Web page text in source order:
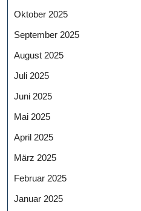
Oktober 2025
September 2025
August 2025
Juli 2025
Juni 2025
Mai 2025
April 2025
März 2025
Februar 2025
Januar 2025